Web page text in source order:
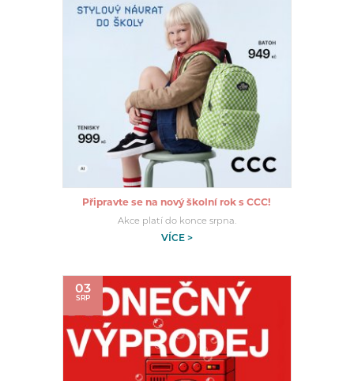
Připravte se na nový školní rok s CCC!
Akce platí do konce srpna.
VÍCE >
03
SRP